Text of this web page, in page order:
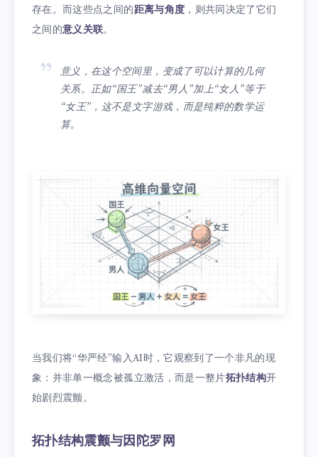
存在。而这些点之间的距离与角度 ，则共同决定了它们
之间的意义关联。
意义，在这个空间里，变成了可以计算的几何
关系。正如“国王”减去“男人”加上“女人”等于
“女王”，这不是文字游戏，而是纯粹的数学运
算。
当我们将“华严经”输入AI时，它观察到了一个非凡的现
象：并非单一概念被孤立激活，而是一整片拓扑结构开
始剧烈震颤。
拓扑结构震颤与因陀罗网